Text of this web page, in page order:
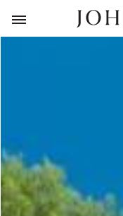
RETOUR